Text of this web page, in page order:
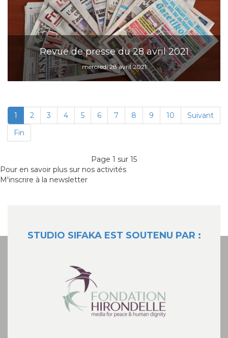
Revue de presse du 28 avril 2021
mercredi 28 avril 2021
1 2 3 4 5 6 7 8 9 10
Suivant
Fin
Page 1 sur 15
Pour en savoir plus sur nos activités
M'inscrire à la newsletter
STUDIO SIFAKA EST SOUTENU PAR :